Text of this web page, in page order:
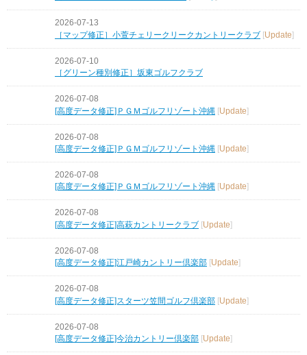
2026-07-13
［マップ修正］小萱チェリークリークカントリークラブ [Update]
2026-07-10
［グリーン種別修正］坂東ゴルフクラブ
2026-07-08
[高度データ修正]ＰＧＭゴルフリゾート沖縄 [Update]
2026-07-08
[高度データ修正]ＰＧＭゴルフリゾート沖縄 [Update]
2026-07-08
[高度データ修正]ＰＧＭゴルフリゾート沖縄 Update
2026-07-08
[高度データ修正]高萩カントリークラブ [Update]
2026-07-08
[高度データ修正]江戸崎カントリー倶楽部 Update
2026-07-08
[高度データ修正]スターツ笠間ゴルフ倶楽部 [Update]
2026-07-08
[高度データ修正]今治カントリー倶楽部 Update